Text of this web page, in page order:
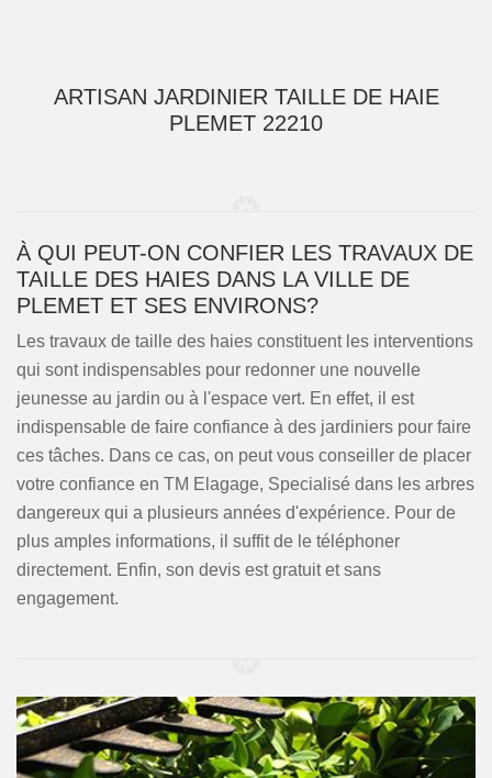
ARTISAN JARDINIER TAILLE DE HAIE
PLEMET 22210
À QUI PEUT-ON CONFIER LES TRAVAUX DE
TAILLE DES HAIES DANS LA VILLE DE
PLEMET ET SES ENVIRONS?
Les travaux de taille des haies constituent les interventions
qui sont indispensables pour redonner une nouvelle
jeunesse au jardin ou à l'espace vert. En effet, il est
indispensable de faire confiance à des jardiniers pour faire
ces tâches. Dans ce cas, on peut vous conseiller de placer
votre confiance en TM Elagage, Specialisé dans les arbres
dangereux qui a plusieurs années d'expérience. Pour de
plus amples informations, il suffit de le téléphoner
directement. Enfin, son devis est gratuit et sans
engagement.